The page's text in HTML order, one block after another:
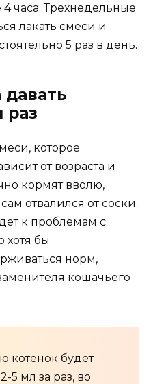
часа. Трехнедельные
лакать смеси и
5 раз в день.
давать
раз
которое
от возраста и
кормят вволю,
отвалился от соски.
к проблемам с
бы
норм,
кошачьего
котенок будет
5 мл за раз, во